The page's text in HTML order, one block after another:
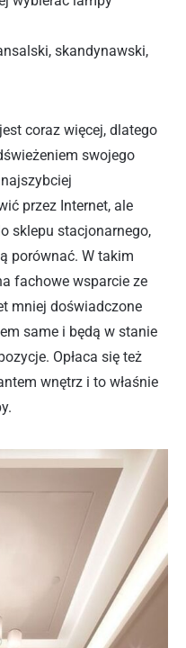
skandynawski,
jest coraz więcej, dlatego
swojego
przez Internet, ale
sklepu stacjonarnego,
porównać. W takim
fachowe wsparcie ze
mniej doświadczone
same i będą w stanie
Opłaca się też
wnętrz i to właśnie